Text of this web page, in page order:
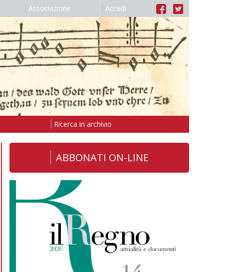
Associazione Accedi
Ricerca in archivio
ABBONATI ON-LINE